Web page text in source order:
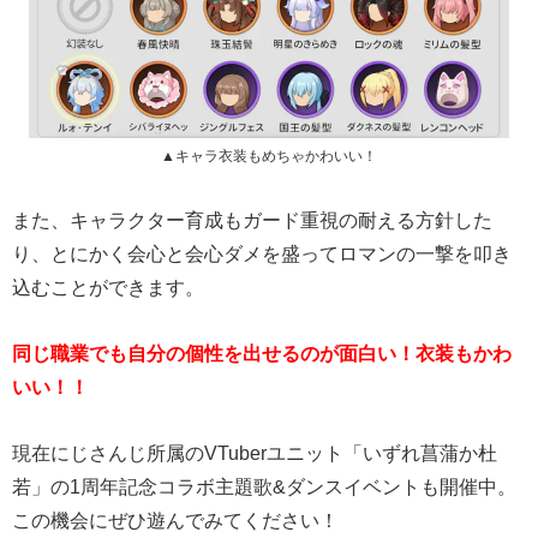
▲キャラ衣装もめちゃかわいい！
また、キャラクター育成もガード重視の耐える方針した
り、とにかく会心と会心ダメを盛ってロマンの一撃を叩き
込むことができます。
同じ職業でも自分の個性を出せるのが面白い！衣装もかわ
いい！！
現在にじさんじ所属のVTuberユニット「いずれ菖蒲か杜
若」の1周年記念コラボ主題歌&ダンスイベントも開催中。
この機会にぜひ遊んでみてください！